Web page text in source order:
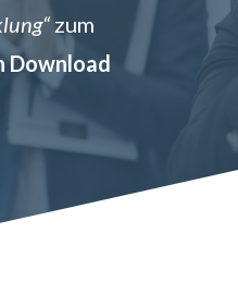
zum
Download